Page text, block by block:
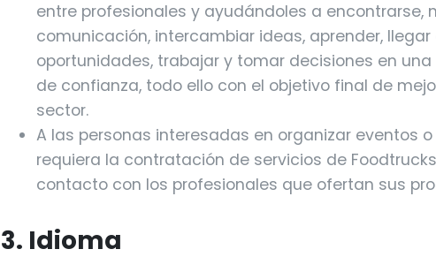
entre profesionales y ayudándoles a encontrarse,
comunicación, intercambiar ideas, aprender,
oportunidades, trabajar y tomar decisiones en
de confianza, todo ello con el objetivo final de
sector.
A las personas interesadas en organizar eventos
requiera la contratación de servicios de
contacto con los profesionales que ofertan sus
3. Idioma